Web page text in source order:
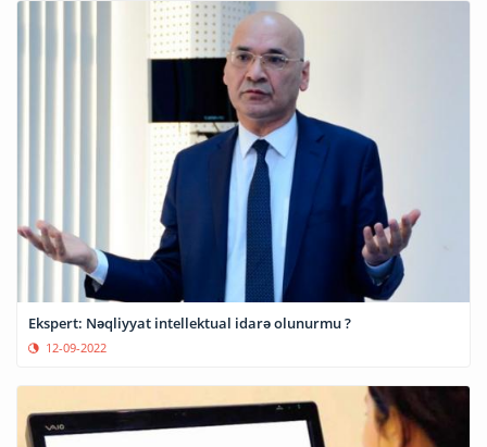
Ekspert: Nəqliyyat intellektual idarə olunurmu ?
12-09-2022